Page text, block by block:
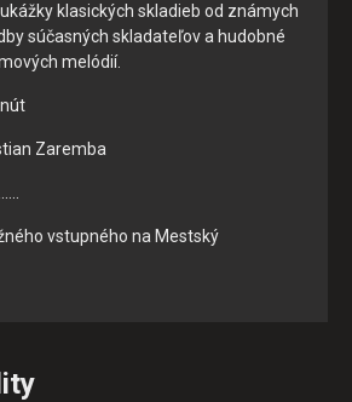
klasických skladieb od známych
súčasných skladateľov a hudobné
melódií.
Zaremba
vstupného na Mestský
prevádzkovateľovi stránok
stránok stránku používajú, aby
sa zbierajú anonymne a nie je
POVOLIŤ VŠETKO